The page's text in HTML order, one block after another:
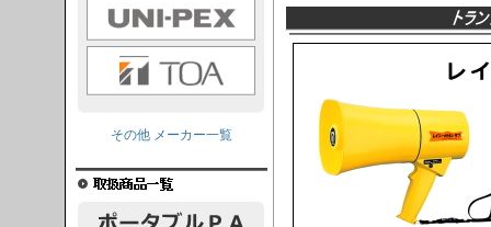
その他 メーカー一覧